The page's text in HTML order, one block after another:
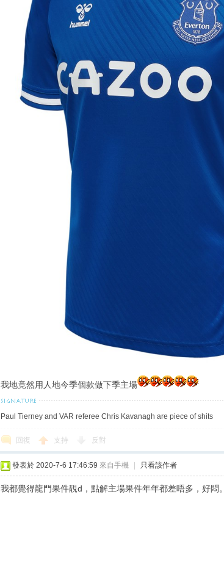
我地竟然用人地今季個款做下季主場
Paul Tierney and VAR referee Chris Kavanagh are piece of shits
回復 支持 反對
發表於 2020-7-6 17:46:59 來自手機 只看該作者
我都覺得龍門果件靚d，點解主場果件年年都差唔多，好悶。